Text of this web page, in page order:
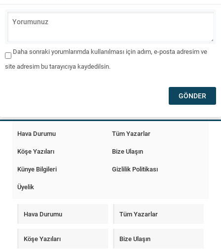
Daha sonraki yorumlarımda kullanılması için adım, e-posta adresim ve
site adresim bu tarayıcıya kaydedilsin.
Hava Durumu
Tüm Yazarlar
Köşe Yazıları
Bize Ulaşın
Künye Bilgileri
Gizlilik Politikası
Üyelik
Hava Durumu Tüm Yazarlar
Köşe Yazıları Bize Ulaşın